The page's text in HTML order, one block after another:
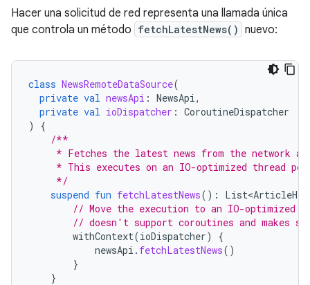
Hacer una solicitud de red representa una llamada única
que controla un método fetchLatestNews() nuevo:
class NewsRemoteDataSource(
private val newsApi : NewsApi,
private val ioDispatcher : CoroutineDispatcher
)
{
/**
* Fetches the latest news from the network
* This executes on an IO-optimized thread
     */
suspend fun fetchLatestNews():
// Move the execution to an IO-optimized
// doesn't support coroutines and makes
withContext(ioDispatcher)
{
newsApi . fetchLatestNews()
}
}